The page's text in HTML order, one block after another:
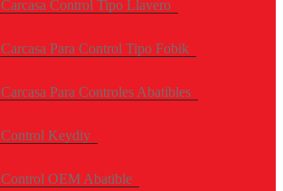
Carcasa Control Tipo Llavero
Carcasa Para Control Tipo Fobik
Carcasa Para Controles Abatibles
Control Keydiy
Control OEM Abatible